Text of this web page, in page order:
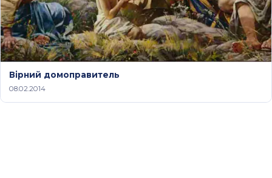
Вірний домоправитель
08.02.2014